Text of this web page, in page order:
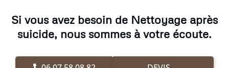
Si vous avez besoin de Nettoyage après
suicide, nous sommes à votre écoute.